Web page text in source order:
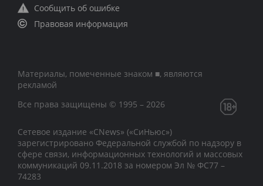
Сообщить об ошибке
Правовая информация
Материалы, помеченные знаком ■, являются
рекламой
Все права защищены © 1995 – 2026
Сетевое издание «CNews» («СиНьюс»)
зарегистрировано Федеральной службой по надзору в
сфере связи, информационных технологий и массовых
коммуникаций 09.11.2018 за номером Эл № ФС77 –
74283